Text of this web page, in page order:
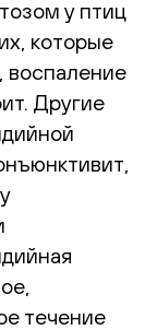
у птиц
которые
воспаление
Другие
течение